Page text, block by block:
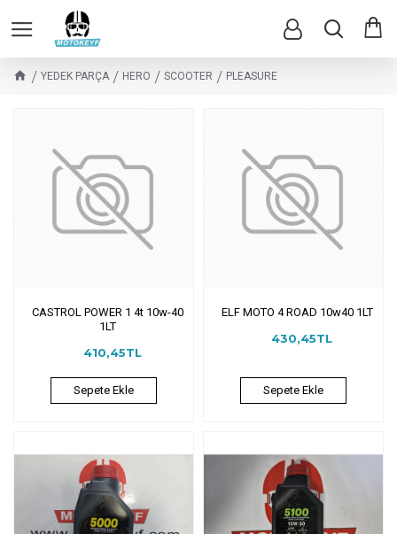
YEDEK PARÇA HERO SCOOTER PLEASURE
CASTROL POWER 1 4t 10w-40
1LT
410,45TL
Sepete Ekle
ELF MOTO 4 ROAD 10w40 1LT
430,45TL
Sepete Ekle